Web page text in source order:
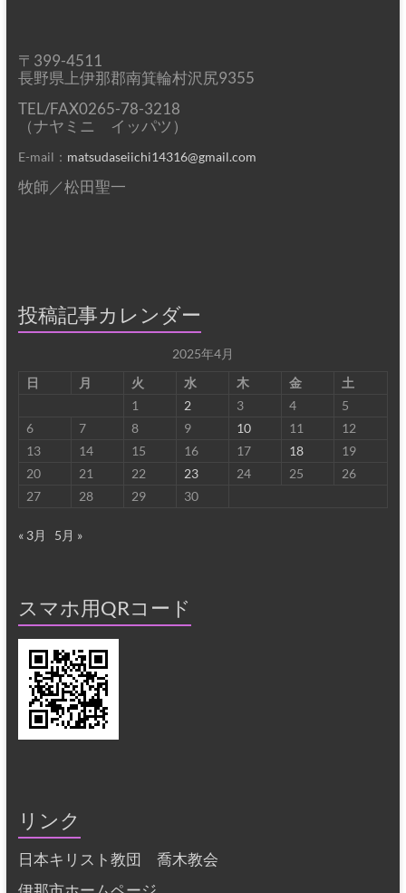
〒399-4511
長野県上伊那郡南箕輪村沢尻9355
TEL/FAX0265-78-3218
（ナヤミニ イッパツ）
E-mail： matsudaseiichi14316@gmail.com
牧師／松田聖一
投稿記事カレンダー
2025年4月
日
月 火 水 木 金
土
1
2 3 4
5
6
7 8 9 10 11
12
13
14 15 16 17 18
19
20
21 22 23 24 25
26
27
28 29 30
« 3月 5月 »
スマホ用QRコード
リンク
日本キリスト教団 喬木教会